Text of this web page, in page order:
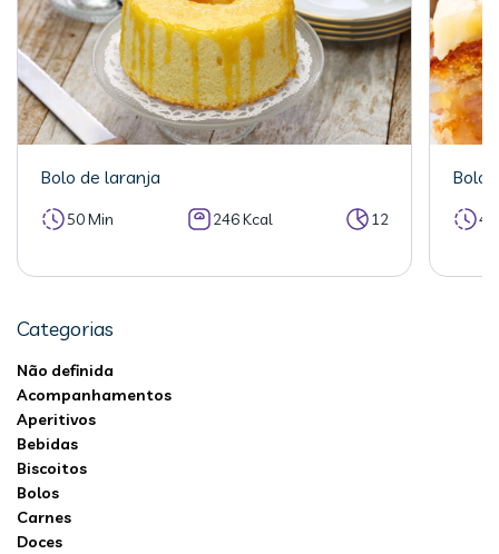
Bolo de laranja
50 Min 246 Kcal 12
Bolo
Categorias
Não definida
Acompanhamentos
Aperitivos
Bebidas
Biscoitos
Bolos
Carnes
Doces